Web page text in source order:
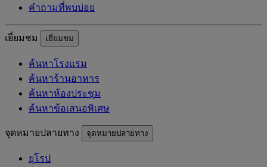
คำถามที่พบบ่อย
เยี่ยมชม เยี่ยมชม
ค้นหาโรงแรม
ค้นหาร้านอาหาร
ค้นหาห้องประชุม
ค้นหาข้อเสนอพิเศษ
จุดหมายปลายทาง จุดหมายปลายทาง
ยุโรป